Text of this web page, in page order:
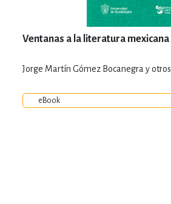
Ventanas a la literatura mexicana
Jorge Martín Gómez Bocanegra y otros
eBook